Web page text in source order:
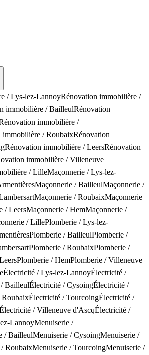
/ Lys-lez-LannoyRénovation immobilière /
immobilière / BailleulRénovation
immobilière /
immobilière / RoubaixRénovation
Rénovation immobilière / LeersRénovation
immobilière / Villeneuve
/ LilleMaçonnerie / Lys-lez-
Maçonnerie / BailleulMaçonnerie /
Maçonnerie / RoubaixMaçonnerie
/ LeersMaçonnerie / HemMaçonnerie /
/ LillePlomberie / Lys-lez-
Plomberie / BailleulPlomberie /
Plomberie / RoubaixPlomberie /
LeersPlomberie / HemPlomberie / Villeneuve
Électricité / Lys-lez-LannoyÉlectricité /
/ BailleulÉlectricité / CysoingÉlectricité /
RoubaixÉlectricité / TourcoingÉlectricité /
Électricité / Villeneuve d'AscqÉlectricité /
LannoyMenuiserie /
/ BailleulMenuiserie / CysoingMenuiserie /
/ RoubaixMenuiserie / TourcoingMenuiserie /